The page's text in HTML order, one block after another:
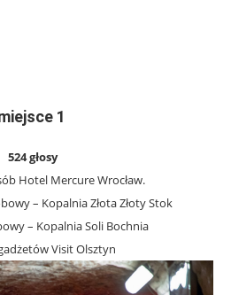
1
524 głosy
Hotel Mercure Wrocław.
– Kopalnia Złota Złoty Stok
– Kopalnia Soli Bochnia
Visit Olsztyn